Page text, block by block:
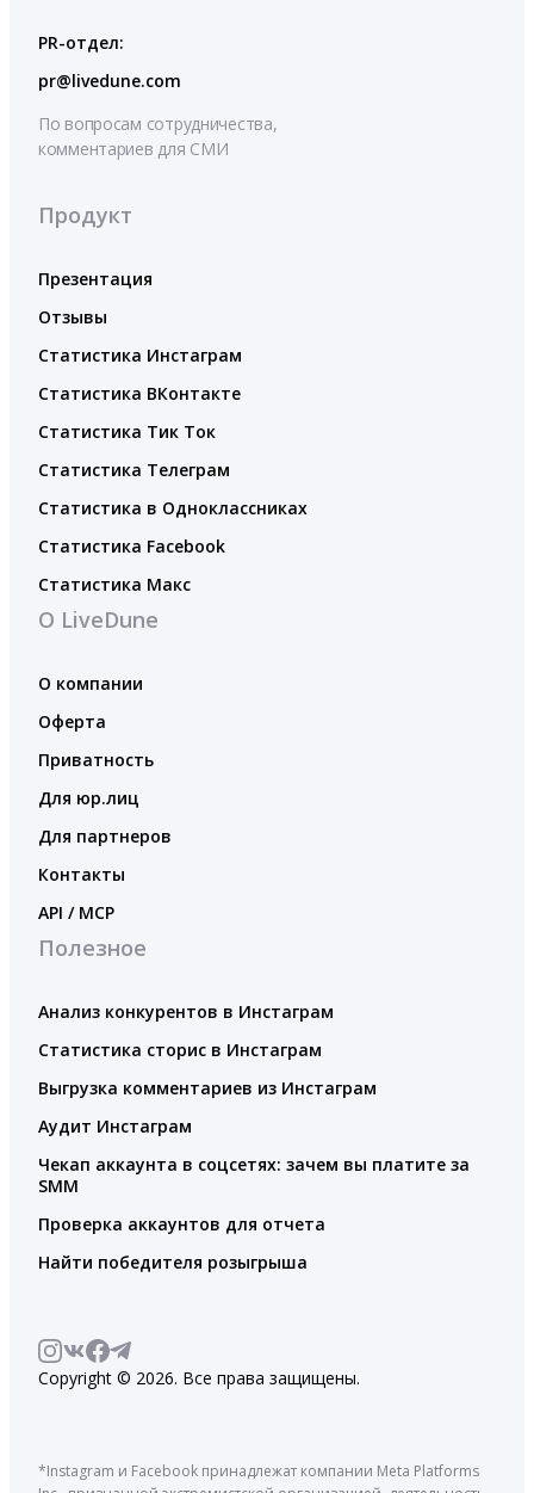
PR-отдел:
pr@livedune.com
По вопросам сотрудничества,
комментариев для СМИ
Продукт
Презентация
Отзывы
Статистика Инстаграм
Статистика ВКонтакте
Статистика Тик Ток
Статистика Телеграм
Статистика в Одноклассниках
Статистика Facebook
Статистика Макс
О LiveDune
О компании
Оферта
Приватность
Для юр.лиц
Для партнеров
Контакты
API / MCP
Полезное
Анализ конкурентов в Инстаграм
Статистика сторис в Инстаграм
Выгрузка комментариев из Инстаграм
Аудит Инстаграм
Чекап аккаунта в соцсетях: зачем вы платите за
SMM
Проверка аккаунтов для отчета
Найти победителя розыгрыша
Copyright © 2026. Все права защищены.
*Instagram и Facebook принадлежат компании Meta Platforms